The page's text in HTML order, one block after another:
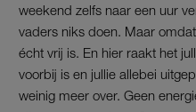
weekend zelfs naar een uur
vaders niks doen. Maar
écht vrij is. En hier raakt het
voorbij is en jullie allebei
weinig meer over. Geen